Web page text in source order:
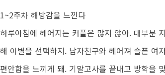
1~2주차 해방감을 느낀다
하루아침에 헤어지는 커플은 많지 않아. 대부분
해 이별을 선택하지. 남자친구와 헤어져 슬픈 여
편안함을 느끼게 돼. 기말고사를 끝내고 방학을